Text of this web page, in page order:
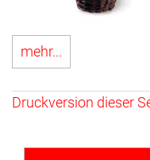
mehr...
Druckversion dieser